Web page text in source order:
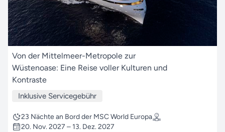
Von der Mittelmeer-Metropole zur
Wüstenoase: Eine Reise voller Kulturen und
Kontraste
Inklusive Servicegebühr
23 Nächte an Bord der MSC World Europa
20. Nov. 2027 – 13. Dez. 2027